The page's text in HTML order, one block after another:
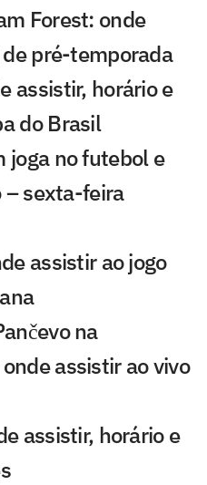
Forest: onde
pré-temporada
assistir, horário e
do Brasil
joga no futebol e
– sexta-feira
assistir ao jogo
na
assistir ao vivo
assistir, horário e